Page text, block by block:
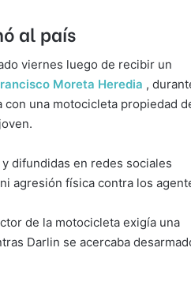
al país
viernes luego de recibir un
Moreta Heredia ,
una motocicleta propiedad
difundidas en redes sociales
agresión física contra los
de la motocicleta exigía una
Darlin se acercaba